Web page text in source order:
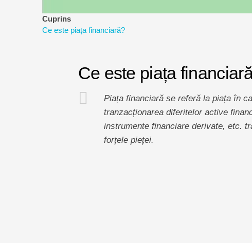
Cuprins
Ce este piața financiară?
Ce este piața
Piața financiară se referă la piața în
tranzacționarea diferitelor active
instrumente financiare derivate, etc.
forțele pieței.